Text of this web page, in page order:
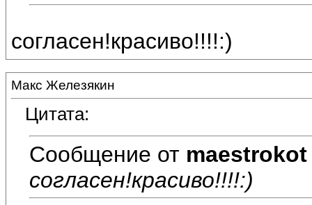
согласен!красиво!!!!:)
Макс Железякин
Цитата:
Сообщение от maestrokot
согласен!красиво!!!!:)